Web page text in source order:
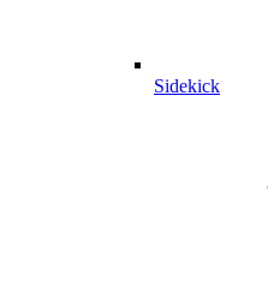
Sidekick